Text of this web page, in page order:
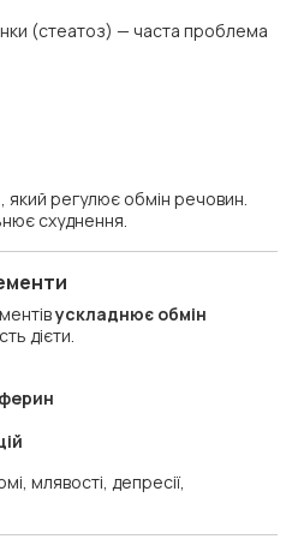
(стеатоз) — часта проблема
який регулює обмін речовин.
схуднення.
ускладнює обмін
дієти.
млявості, депресії,